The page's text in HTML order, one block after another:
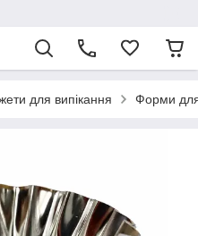
для випікання Форми для